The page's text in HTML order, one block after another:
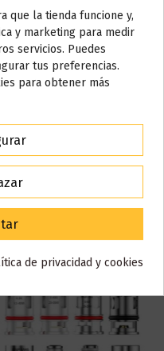
Do not show again.
días
confiando en nosotros.
que la tienda funcione y,
y marketing para medir
servicios. Puedes
tus preferencias.
para obtener más
de privacidad y cookies